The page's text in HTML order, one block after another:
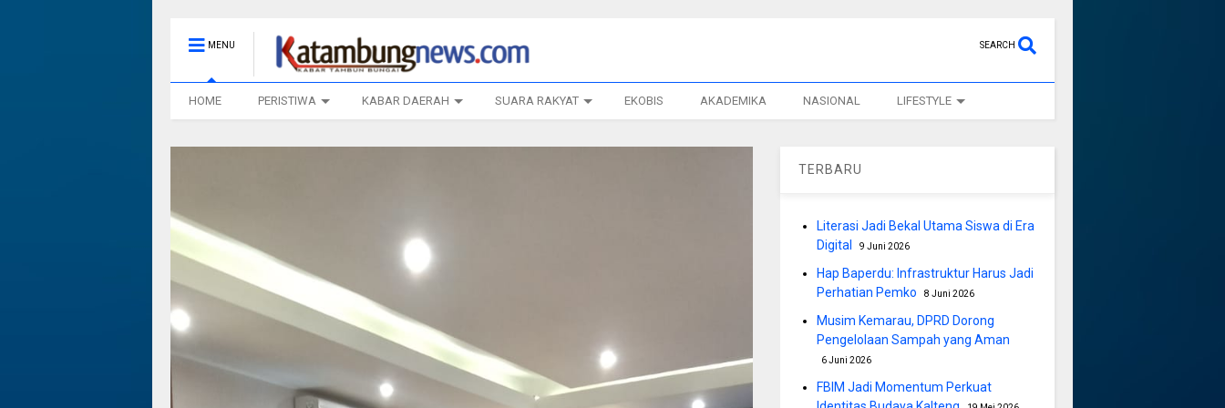
MENU SEARCH
HOME PERISTIWA KABAR DAERAH SUARA RAKYAT EKOBIS AKADEMIKA NASIONAL LIFESTYLE
TERBARU
Literasi Jadi Bekal Utama Siswa di Era
Digital
9 Juni 2026
Hap Baperdu: Infrastruktur Harus Jadi
Perhatian Pemko
8 Juni 2026
Musim Kemarau, DPRD Dorong
Pengelolaan Sampah yang Aman
6 Juni 2026
FBIM Jadi Momentum Perkuat